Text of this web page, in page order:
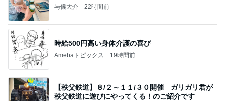
与儀大介 22時間前
時給500円高い身体介護の喜び
Amebaトピックス 19時間前
【秩父鉄道】８/２～１１/３０開催 ガリガリ君が
秩父鉄道に遊びにやってくる！のご紹介です